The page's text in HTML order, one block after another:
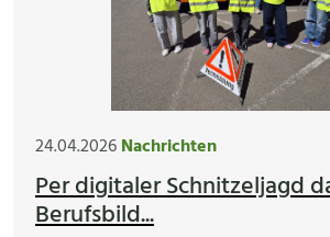
24.04.2026Nachrichten
Per digitaler Schnitzeljagd
Berufsbild...